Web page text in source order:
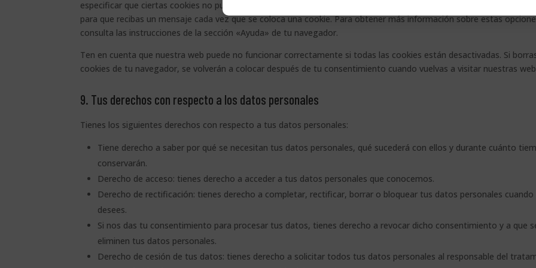
especificar que ciertas cookies no pueden ser colocadas. Otra opción es cambiar los ajustes de tu navegador de
para que recibas un mensaje cada vez que se coloca una cookie. Para obtener más información sobre estas
consulta las instrucciones de la sección «Ayuda» de tu navegador.
Ten en cuenta que nuestra web puede no funcionar correctamente si todas las cookies están desactivadas. Si
cookies de tu navegador, se volverán a colocar después de tu consentimiento cuando vuelvas a visitar nuestras
9. Tus derechos con respecto a los datos personales
Tienes los siguientes derechos con respecto a tus datos personales:
Tiene derecho a saber por qué se necesitan tus datos personales, qué sucederá con ellos y durante cuánto
conservarán.
Derecho de acceso: tienes derecho a acceder a tus datos personales que conocemos.
Derecho de rectificación: tienes derecho a completar, rectificar, borrar o bloquear tus datos personales cuando
desees.
Si nos das tu consentimiento para procesar tus datos, tienes derecho a revocar dicho consentimiento y a que
eliminen tus datos personales.
Derecho de cesión de tus datos: tienes derecho a solicitar todos tus datos personales al responsable del